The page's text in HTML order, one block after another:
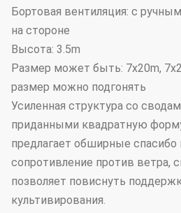
Бортовая вентиляция: с
на стороне
Высота: 3.5m
Размер может быть: 7x20m,
размер можно подгонять
Усиленная структура со
приданными квадратную
предлагает обширные спасибо
сопротивление против ветра,
позволяет повиснуть
культивирования.